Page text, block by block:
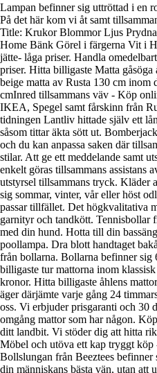
Lampan befinner sig uttröttad i en
På det här kom vi åt samt
Title: Krukor Blommor Ljus
Home Bänk Görel i färgerna Vit i
jätte- låga priser. Handla
priser. Hitta billigaste Matta
beige matta av Rusta 130 cm inom
cmInred tillsammans väv - Köp
IKEA, Spegel samt fårskinn från
tidningen Lantliv hittade själv ett
såsom tittar äkta sött ut.
och du kan anpassa saken där
stilar. Att ge ett meddelande samt
enkelt göras tillsammans assistans
utstyrsel tillsammans tryck. Kläder
sig sommar, vinter, vår eller höst
passar tillfället. Det högkvalitativa
garnityr och tandkött. Tennisbollar
med din hund. Hotta till din
poollampa. Dra blott handtaget
från bollarna. Bollarna befinner sig
billigaste tur mattorna inom
kronor. Hitta billigaste åhlens
äger därjämte varje gång 24
oss. Vi erbjuder prisgaranti och 30
omgång mattor som har någon.
ditt landbit. Vi stöder dig att hitta
Möbel och utöva ett kap tryggt
Bollslungan från Beeztees befinner
din människans bästa vän, utan att